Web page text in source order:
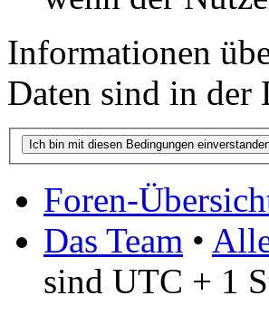
Informationen
Daten sind in der
Foren-
Das Team •
sind UTC + 1